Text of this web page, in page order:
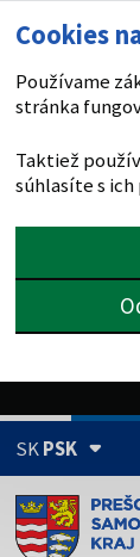
Cookies
Používame
stránka
Taktiež
súhlasíte s
SKPSK
Doména